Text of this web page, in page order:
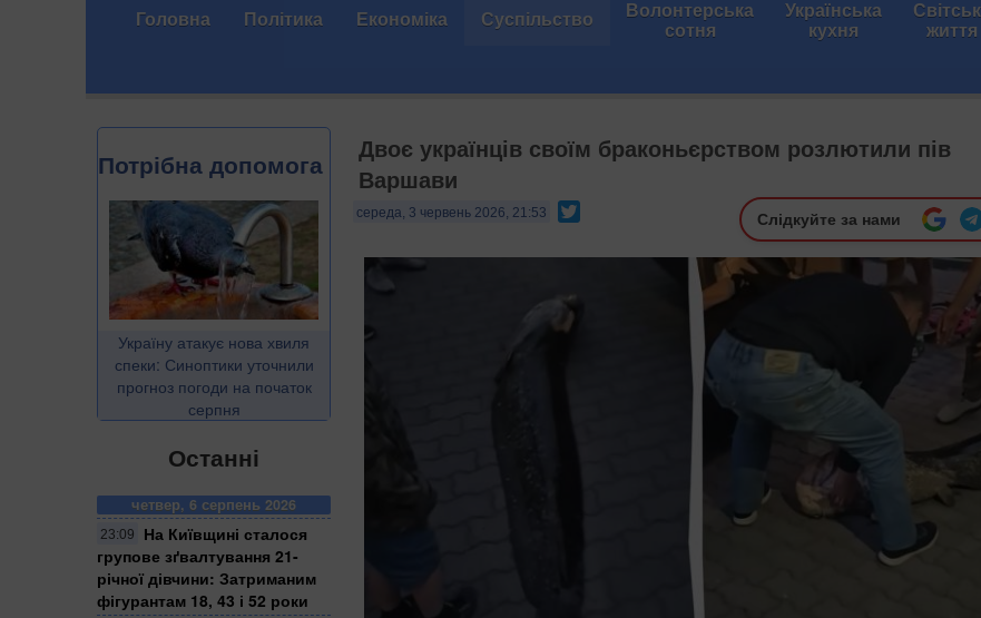
Головна Політика Економіка Суспільство Волонтерська
сотня
Українська
кухня життя
Потрібна допомога
Україну атакує нова хвиля
спеки: Синоптики уточнили
прогноз погоди на початок
серпня
Останні
четвер, 6 серпень 2026
23:09
На Київщині сталося
групове зґвалтування 21-
річної дівчини: Затриманим
фігурантам 18, 43 і 52 роки
Двоє українців своїм браконьєрством розлютили пів
Варшави
середа, 3 червень 2026, 21:53 Слідкуйте за нами